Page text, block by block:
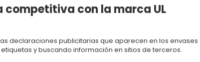
con la marca UL
declaraciones publicitarias que aparecen en los envases
y buscando información en sitios de terceros.